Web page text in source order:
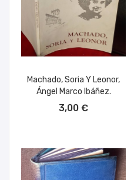
Machado, Soria Y Leonor,
Ángel Marco Ibáñez.
3,00 €